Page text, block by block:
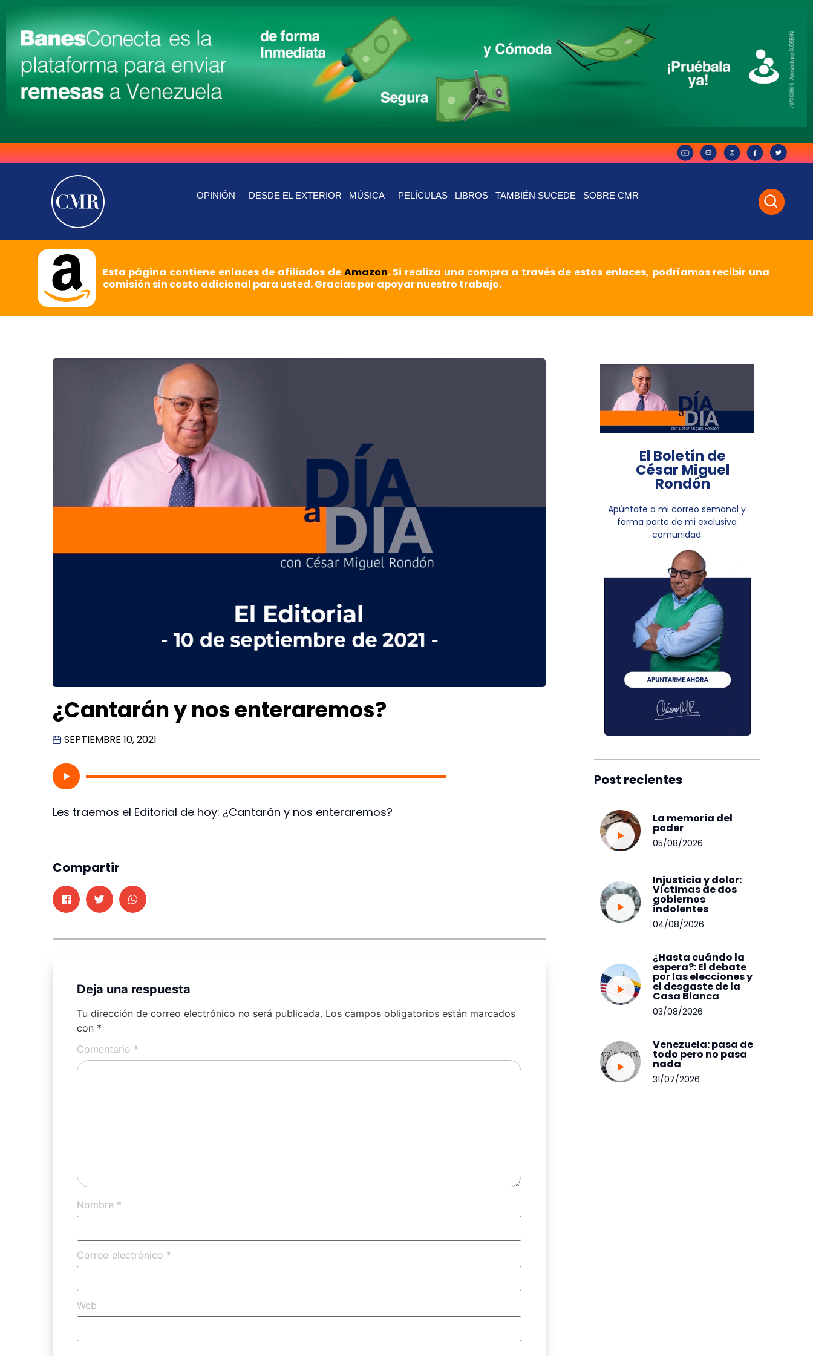
OPINIÓN DESDE EL EXTERIOR MÚSICA PELÍCULAS LIBROS TAMBIÉN SUCEDE SOBRE CMR
Esta página contiene enlaces de afiliados de Amazon. Si realiza una compra a través de estos enlaces, podríamos recibir una
comisión sin costo adicional para usted. Gracias por apoyar nuestro trabajo.
¿Cantarán y nos enteraremos?
SEPTIEMBRE 10, 2021
Les traemos el Editorial de hoy: ¿Cantarán y nos enteraremos?
Compartir
Deja una respuesta
Tu dirección de correo electrónico no será publicada. Los campos obligatorios están marcados
con *
Comentario *
Nombre *
Correo electrónico *
Web
El Boletín de
César Miguel
Rondón
Apúntate a mi correo semanal y
forma parte de mi exclusiva
comunidad
Post recientes
La memoria del
poder
05/08/2026
Injusticia y dolor:
Víctimas de dos
gobiernos
indolentes
04/08/2026
¿Hasta cuándo la
espera?: El debate
por las elecciones y
el desgaste de la
Casa Blanca
03/08/2026
Venezuela: pasa de
todo pero no pasa
nada
31/07/2026